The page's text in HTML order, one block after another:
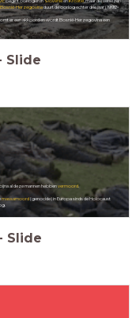
begint oorlogen in SloveniëenKroatië, maar die verliezen
Bosnië-Herzegovinaduurt de oorlog echter drie jaar (1992-
er een akkoord en wordt Bosnië-Herzegovina een
Slide
al deze mannen hebbenvermoord
massamoord(genocide) in Europa sinds de Holocaust
Slide